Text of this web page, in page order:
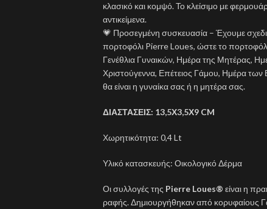
κλασικό και κομψό. Το κλείσιμο με
αντικείμενα.
💗 Προσεγμένη συσκευασία – Έχουμε
πορτοφόλι Pierre Loues, ώστε το
Γενέθλια Γυναικών, Ημέρα της Μητέρας,
Χριστούγεννα, Επέτειος Γάμου, Ημέρα
θα είναι η γυναίκα σας ή η μητέρα σας.
ΔΙΑΣΤΑΣΕΙΣ: 13,5Χ3,5Χ9 CM
Χωρητικότητα: 0,4 Lt
Υλικό κατασκευής: Οικολογικό Δέρμα
Οι συλλογές της Pierre Loues® είναι η
ραφής. Δημιουργήθηκαν από κορυφαίους